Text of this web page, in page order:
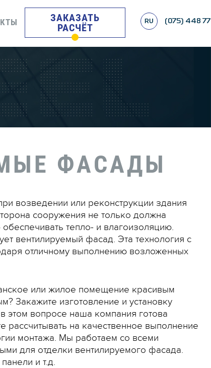
ЗАКАЗАТЬ
РАСЧЁТ
RU (075) 448 77
ФАСАДЫ
возведении или реконструкции здания
сооружения не только должна
тепло- и влагоизоляцию.
вентилируемый фасад. Эта технология с
отличному выполнению возложенных
или жилое помещение красивым
Закажите изготовление и установку
этом вопросе наша компания готова
на качественное выполнение
монтажа. Мы работаем со всеми
для отделки вентилируемого фасада.
и т.д.